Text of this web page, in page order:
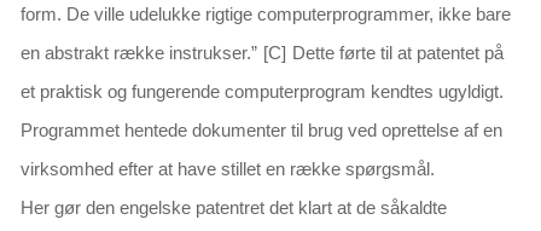
form. De ville udelukke rigtige computerprogrammer, ikke bare
en abstrakt række instrukser.” [C] Dette førte til at patentet på
et praktisk og fungerende computerprogram kendtes ugyldigt.
Programmet hentede dokumenter til brug ved oprettelse af en
virksomhed efter at have stillet en række spørgsmål.
Her gør den engelske patentret det klart at de såkaldte